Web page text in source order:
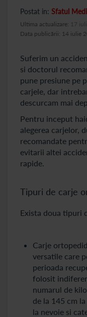
Postat in: Sfatul
Data publicării: 14 iulie
Ultima actualizare: 17
Suferim un
si doctorul
pune presiune pe
carjele, dar
descurcam mai
Pentru inceput
alegerea carjelor,
recomandate
evitarii altei
rapide.
Tipuri de carje
Exista doua tipuri
Carje
versatile care
perioada
folosit
numarul de
de la 145 cm
la nevoie si